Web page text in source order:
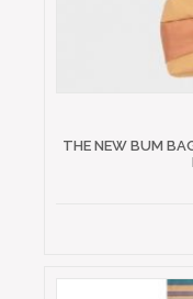
THE NEW BUM